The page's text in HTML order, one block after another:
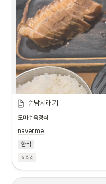
순남시래기
도마수육정식
naver.me
한식
⭐⭐⭐